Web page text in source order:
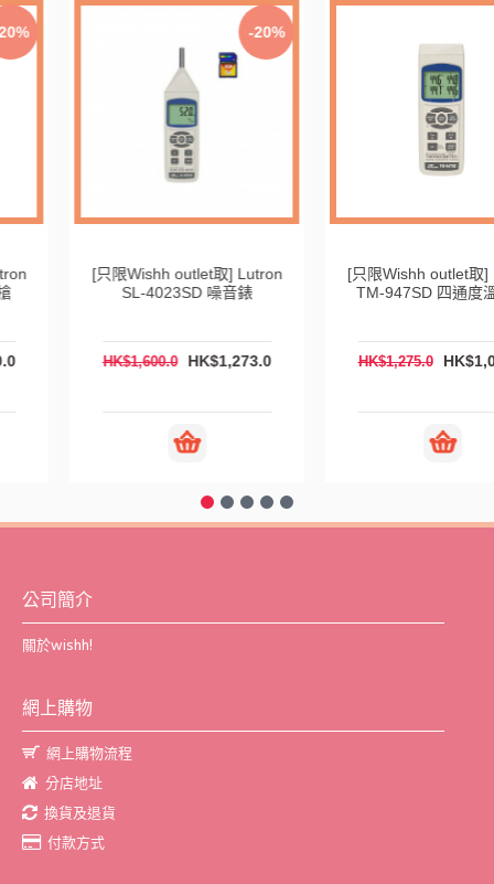
限Wishh outlet取] Lutron
TM - 969 紅外線測溫槍
HK$1,775.0 HK$1,420.0
[只限Wishh outlet取] Lutron
SL-4023SD 噪音錶
HK$1,600.0 HK$1,273.0
公司簡介
關於wishh!
網上購物
網上購物流程
分店地址
換貨及退貨
付款方式